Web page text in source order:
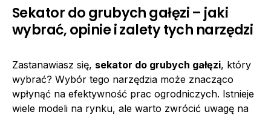
Sekator do grubych gałęzi – jaki
wybrać, opinie i zalety tych narzędzi
Zastanawiasz się, sekator do grubych gałęzi, który
wybrać? Wybór tego narzędzia może znacząco
wpłynąć na efektywność prac ogrodniczych. Istnieje
wiele modeli na rynku, ale warto zwrócić uwagę na